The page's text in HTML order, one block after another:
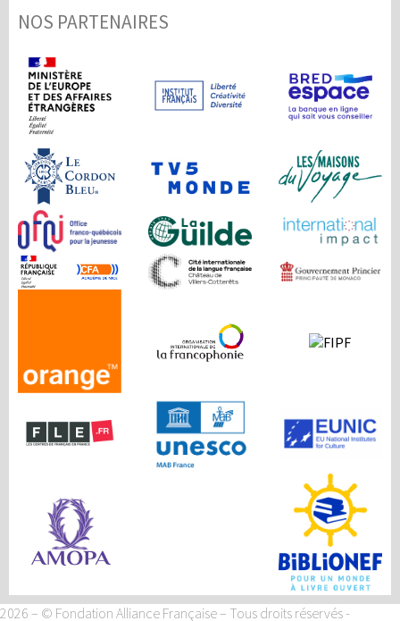
NOS PARTENAIRES
2026 – © Fondation Alliance Française – Tous droits réservés-